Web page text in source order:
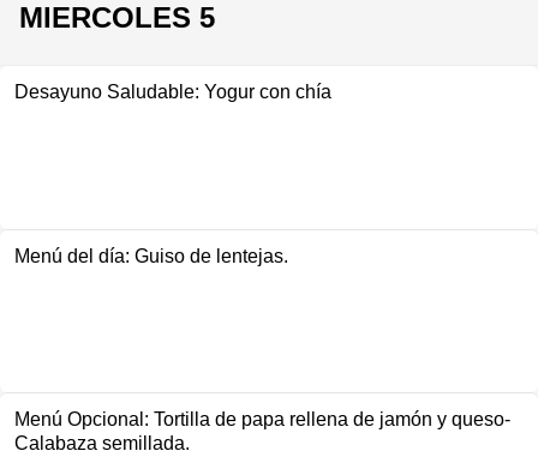
MIERCOLES 5
Desayuno Saludable: Yogur con chía
Menú del día: Guiso de lentejas.
Menú Opcional: Tortilla de papa rellena de jamón y queso-
Calabaza semillada.